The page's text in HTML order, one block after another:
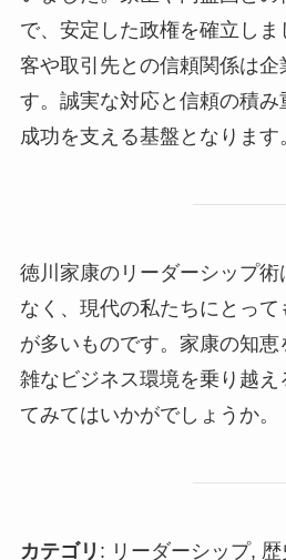
で、安定した政権を確立し
客や取引先との信頼関係は
す。誠実な対応と信頼の積
成功を支える基盤となります
徳川家康のリーダーシップ
なく、現代の私たちにとっ
が多いものです。家康の知
雑なビジネス環境を乗り越
てみてはいかがでしょうか。
カテゴリ : リーダーシップ, 歴